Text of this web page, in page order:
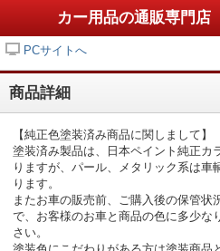
カー用品の通販専門
PCサイトへ
商品詳細
【純正色塗装済み商品に関しまして】
塗装済み製品は、日本ペイント純正カ
りますが、パール、メタリック系は車
ります。
またお車の販売前、ご購入後の保管状
で、お客様のお車と商品の色に多少な
さい。